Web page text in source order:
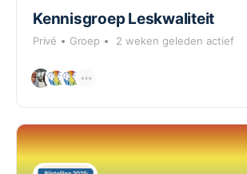
Kennisgroep Leskwaliteit
Privé Groep 2 weken geleden actief